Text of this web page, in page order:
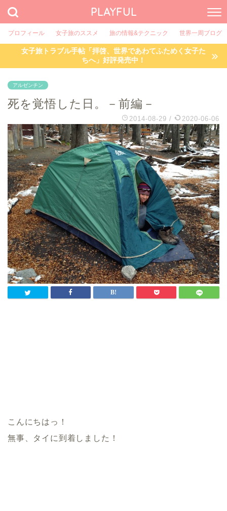
PLAYFUL
プロフィール 女子旅のススメ 旅の情報&テクニック 世界一周ブログ
女子旅トラブル手帖「拝啓、世界であわてふためく女子た
ちへ」好評発売中！
アルゼンチン
死を覚悟した日。－前編－
2014-08-29 / 2020-06-06
こんにちはっ！
無事、タイに到着しました！